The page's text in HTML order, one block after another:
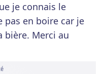
je connais le
pas en boire car je
bière. Merci au